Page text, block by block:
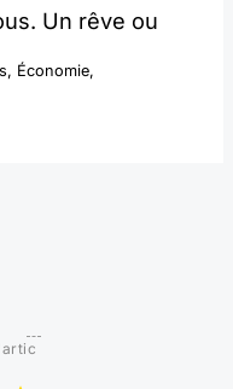
Un rêve ou
, Économie,